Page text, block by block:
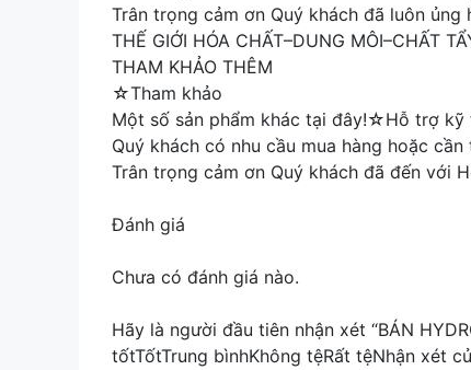
Trân trọng cảm ơn Quý khách đã luôn ủng
THẾ GIỚI HÓA CHẤT–DUNG MÔI–CHẤT
THAM KHẢO THÊM
☆Tham khảo
Một số sản phẩm khác tại đây!☆Hỗ trợ kỹ
Quý khách có nhu cầu mua hàng hoặc
Trân trọng cảm ơn Quý khách đã đến với
Đánh giá
Chưa có đánh giá nào.
Hãy là người đầu tiên nhận xét “BÁN
tốtTốtTrung bìnhKhông tệRất tệNhận xét